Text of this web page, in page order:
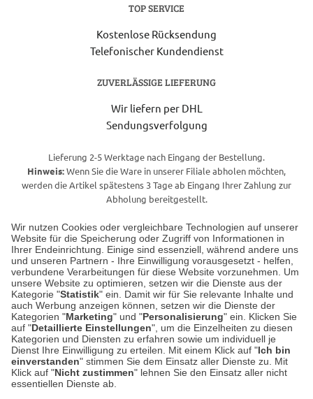
Wir nutzen Cookies oder vergleichbare Technologien auf unserer
Website für die Speicherung oder Zugriff von Informationen in
Ihrer Endeinrichtung. Einige sind essenziell, während andere uns
und unseren Partnern - Ihre Einwilligung vorausgesetzt - helfen,
verbundene Verarbeitungen für diese Website vorzunehmen. Um
unsere Website zu optimieren, setzen wir die Dienste aus der
Kategorie "Statistik" ein. Damit wir für Sie relevante Inhalte und
auch Werbung anzeigen können, setzen wir die Dienste der
Kategorien "Marketing" und "Personalisierung" ein. Klicken Sie
auf "Detaillierte Einstellungen", um die Einzelheiten zu diesen
Kategorien und Diensten zu erfahren sowie um individuell je
Dienst Ihre Einwilligung zu erteilen. Mit einem Klick auf "Ich bin
einverstanden" stimmen Sie dem Einsatz aller Dienste zu. Mit
Klick auf "Nicht zustimmen" lehnen Sie den Einsatz aller nicht
essentiellen Dienste ab.
TOP SERVICE
Kostenlose Rücksendung
Telefonischer Kundendienst
ZUVERLÄSSIGE LIEFERUNG
Wir liefern per DHL
Sendungsverfolgung
Lieferung 2-5 Werktage nach Eingang der Bestellung.
Hinweis:Wenn Sie die Ware in unserer Filiale abholen möchten,
werden die Artikel spätestens 3 Tage ab Eingang Ihrer Zahlung zur
Abholung bereitgestellt.
Unser Geschäft in Meckenheim
Auf dem Steinbüchel 6
53340 Meckenheim
Montag bis Samstag 9:00 Uhr bis 18:00 Uhr
weitere Information
Hier finden Sie uns im Netz